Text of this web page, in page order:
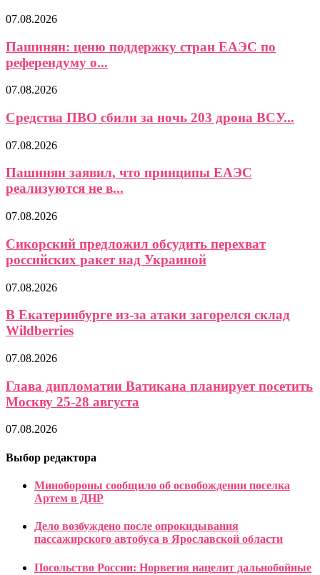
07.08.2026
Пашинян: ценю поддержку стран ЕАЭС по
референдуму о...
07.08.2026
Средства ПВО сбили за ночь 203 дрона ВСУ...
07.08.2026
Пашинян заявил, что принципы ЕАЭС
реализуются не в...
07.08.2026
Сикорский предложил обсудить перехват
российских ракет над Украиной
07.08.2026
В Екатеринбурге из-за атаки загорелся склад
Wildberries
07.08.2026
Глава дипломатии Ватикана планирует посетить
Москву 25-28 августа
07.08.2026
Выбор редактора
Минобороны сообщило об освобождении поселка
Артем в ДНР
Дело возбуждено после опрокидывания
пассажирского автобуса в Ярославской области
Посольство России: Норвегия нацелит дальнобойные